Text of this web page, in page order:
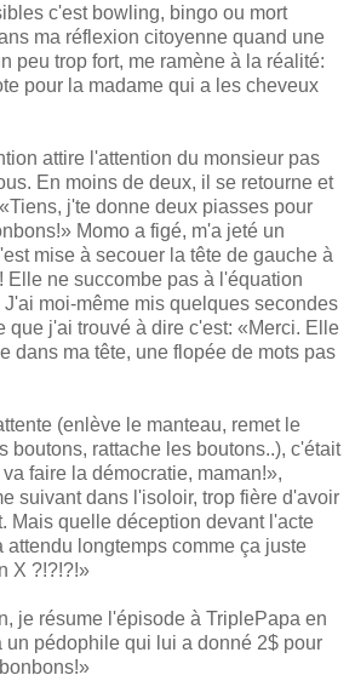
c'est bowling, bingo ou mort
ma réflexion citoyenne quand une
peu trop fort, me ramène à la réalité:
pour la madame qui a les cheveux
attire l'attention du monsieur pas
En moins de deux, il se retourne et
j'te donne deux piasses pour
Momo a figé, m'a jeté un
mise à secouer la tête de gauche à
Elle ne succombe pas à l'équation
moi-même mis quelques secondes
que j'ai trouvé à dire c'est: «Merci. Elle
dans ma tête, une flopée de mots pas
(enlève le manteau, remet le
boutons, rattache les boutons..), c'était
faire la démocratie, maman!»,
suivant dans l'isoloir, trop fière d'avoir
Mais quelle déception devant l'acte
attendu longtemps comme ça juste
X ?!?!?!»
je résume l'épisode à TriplePapa en
un pédophile qui lui a donné 2$ pour